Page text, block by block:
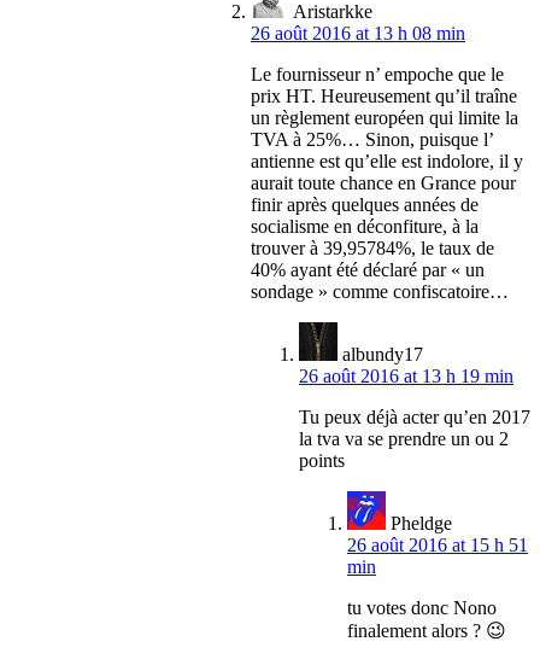
Aristarkke
26 août 2016 at 13 h 08 min
Le fournisseur n’ empoche que le
prix HT. Heureusement qu’il traîne
un règlement européen qui limite la
TVA à 25%… Sinon, puisque l’
antienne est qu’elle est indolore, il y
aurait toute chance en Grance pour
finir après quelques années de
socialisme en déconfiture, à la
trouver à 39,95784%, le taux de
40% ayant été déclaré par « un
sondage » comme confiscatoire…
albundy17
26 août 2016 at 13 h 19 min
Tu peux déjà acter qu’en 2017
la tva va se prendre un ou 2
points
Pheldge
26 août 2016 at 15 h 51
min
tu votes donc Nono
finalement alors ? 😉